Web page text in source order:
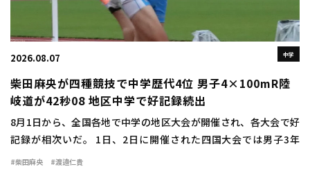
中学
2026.08.07
柴田麻央が四種競技で中学歴代4位 男子4×100mR陸
岐道が42秒08 地区中学で好記録続出
8月1日から、全国各地で中学の地区大会が開催され、各大会で好
記録が相次いだ。 1日、2日に開催された四国大会では男子3年
100mで好川翔太（三木3香川）が10秒76（＋0.8）の大会新記録で
#柴田麻央 #渡邉仁貴